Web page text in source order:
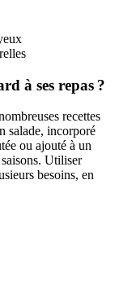
à ses repas ?
recettes
salade, incorporé
ou ajouté à un
Utiliser
besoins, en